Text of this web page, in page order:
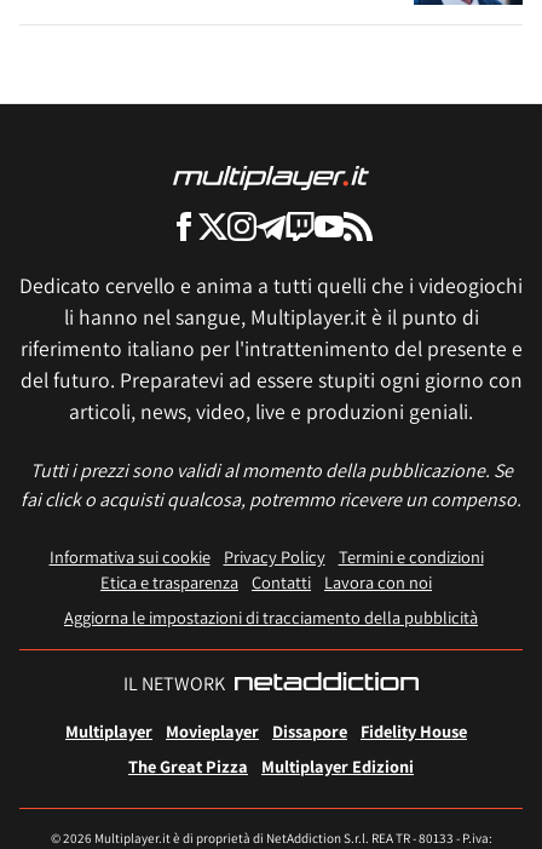
Dedicato cervello e anima a tutti quelli che i videogiochi
li hanno nel sangue, Multiplayer.it è il punto di
riferimento italiano per l'intrattenimento del presente e
del futuro. Preparatevi ad essere stupiti ogni giorno con
articoli, news, video, live e produzioni geniali.
Tutti i prezzi sono validi al momento della pubblicazione. Se
fai click o acquisti qualcosa, potremmo ricevere un compenso.
Informativa sui cookie Privacy Policy
Termini e condizioni
Etica e trasparenza Contatti
Lavora con noi
Aggiorna le impostazioni di tracciamento della pubblicità
IL NETWORK
Multiplayer Movieplayer Dissapore
Fidelity House
The Great Pizza
Multiplayer Edizioni
© 2026 Multiplayer.it è di proprietà di NetAddiction S.r.l. REA TR - 80133 - P.iva: